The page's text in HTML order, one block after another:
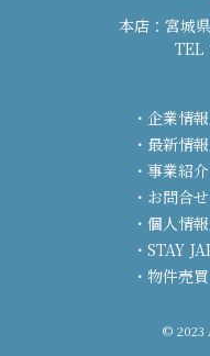
本店：宮城
TEL
企業情報
最新情報
事業紹介
お問合せ
個人情
STAY
物件売
© 2023